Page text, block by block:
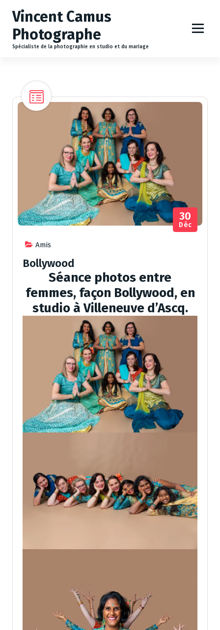
Vincent Camus
Photographe
Spécialiste de la photographie en studio et du mariage
Amis
30
Déc
Bollywood
Séance photos entre
femmes, façon Bollywood, en
studio à Villeneuve d’Ascq.